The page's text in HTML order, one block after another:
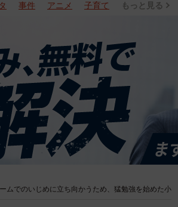
事件 アニメ 子育て もっと見る
でのいじめに立ち向かうため、猛勉強を始めた小